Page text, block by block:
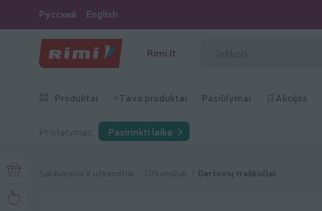
Русский English
Rimi.lt
Produktai ⭐Tavo produktai Pasiūlymai 🛒Akcijos
Pristatymas: Pasirinkti laiką
Saldumynai ir užkandžiai Užkandžiai Daržovių traškučiai